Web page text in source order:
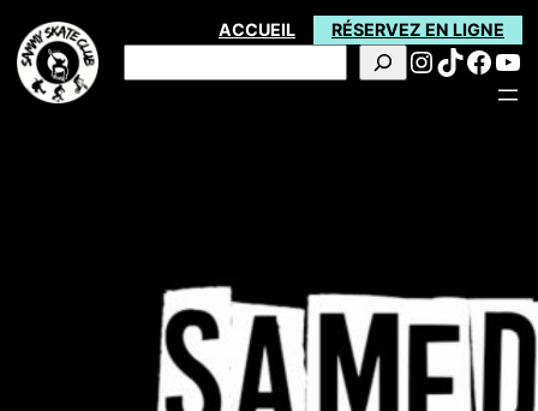
Aller
au
contenu
ACCUEIL RÉSERVEZ EN LIGNE
TikTok